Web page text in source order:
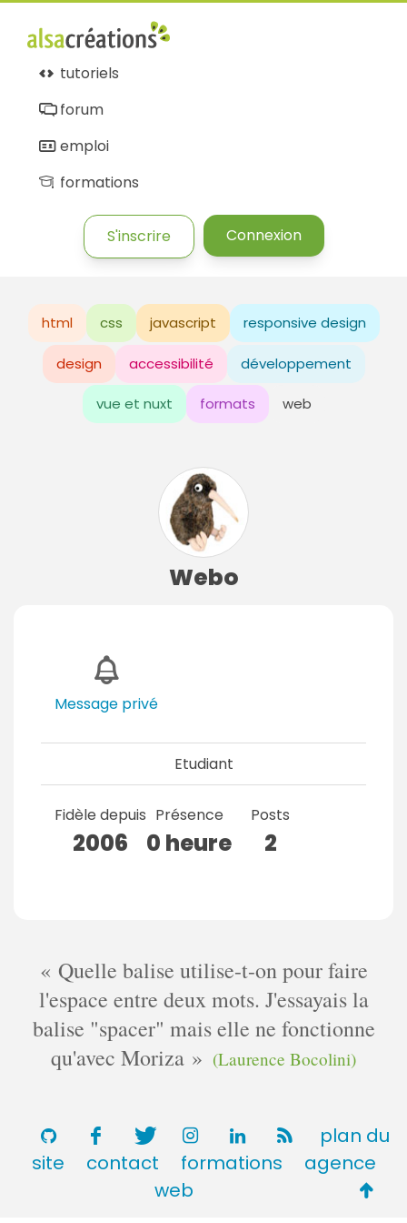
tutoriels
forum
emploi
formations
S'inscrire Connexion
html css javascript responsive design
design accessibilité développement
vue et nuxt formats web
Webo
Message privé
Etudiant
Fidèle depuis
2006
Présence
0 heure
Posts
2
Quelle balise utilise-t-on pour faire
l'espace entre deux mots. J'essayais la
balise "spacer" mais elle ne fonctionne
qu'avec Moriza
(Laurence Bocolini)
plan du
site
contact formations
agence
web